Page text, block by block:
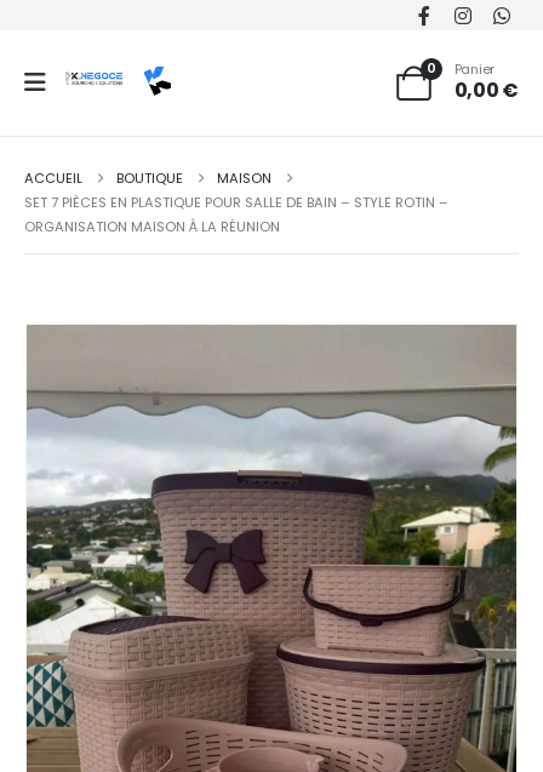
0 Panier
0,00€
ACCUEIL BOUTIQUE
MAISON
SET 7 PIÈCES EN PLASTIQUE POUR SALLE DE BAIN – STYLE ROTIN –
ORGANISATION MAISON À LA RÉUNION